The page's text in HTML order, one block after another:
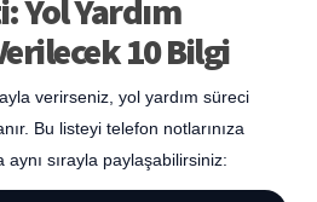
Yol Yardım
10 Bilgi
verirseniz, yol yardım süreci
Bu listeyi telefon notlarınıza
sırayla paylaşabilirsiniz: